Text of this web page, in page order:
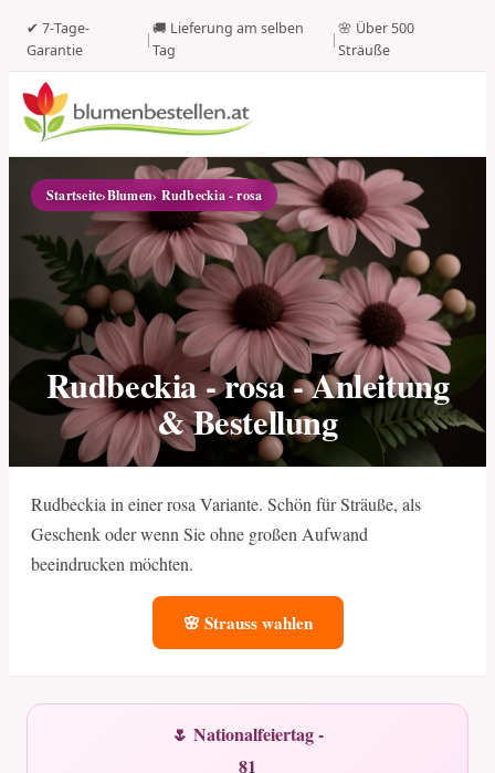
✔ 7-Tage-
Garantie
|
🚚 Lieferung am selben
Tag
|
🌸 Über 500
Sträuße
Startseite›Blumen› Rudbeckia - rosa
Rudbeckia - rosa - Anleitung
& Bestellung
Rudbeckia in einer rosa Variante. Schön für Sträuße, als
Geschenk oder wenn Sie ohne großen Aufwand
beeindrucken möchten.
🌸 Strauss wahlen
🌷 Nationalfeiertag -
81